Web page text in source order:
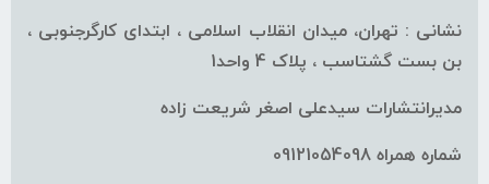
نشانی : تهران، میدان انقلاب اسلامی ، ابتدای کارگرجنوبی ،
بن بست گشتاسب ، پلاک 4 واحد1
مدیرانتشارات سیدعلی اصغر شریعت زاده
شماره همراه 09121054098